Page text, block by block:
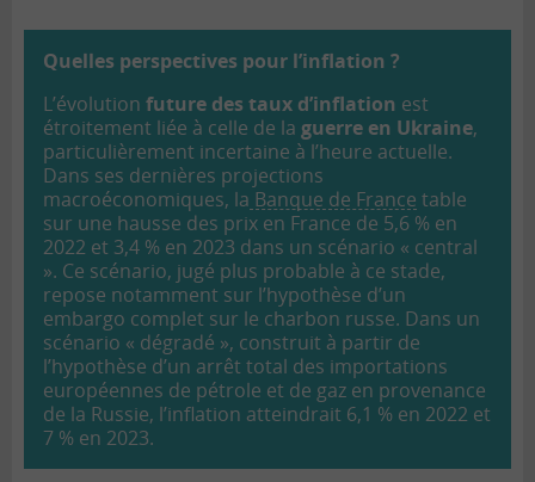
Quelles perspectives pour l’inflation ?
L’évolution future des taux d’inflation est
étroitement liée à celle de la guerre en Ukraine,
particulièrement incertaine à l’heure actuelle.
Dans ses dernières projections
macroéconomiques, la Banque de France table
sur une hausse des prix en France de 5,6 % en
2022 et 3,4 % en 2023 dans un scénario « central
». Ce scénario, jugé plus probable à ce stade,
repose notamment sur l’hypothèse d’un
embargo complet sur le charbon russe. Dans un
scénario « dégradé », construit à partir de
l’hypothèse d’un arrêt total des importations
européennes de pétrole et de gaz en provenance
de la Russie, l’inflation atteindrait 6,1 % en 2022 et
7 % en 2023.